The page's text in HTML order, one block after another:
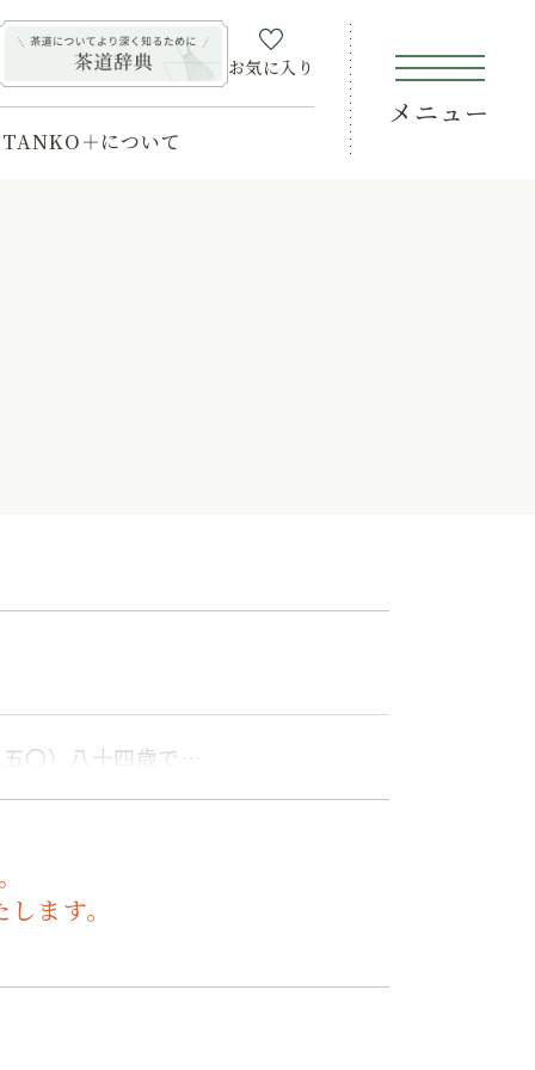
お気に入り
メニュー
TANKO＋について
〇）八十四歳で…
ます。